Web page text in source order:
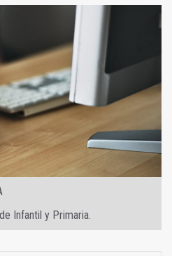
Infantil y Primaria.